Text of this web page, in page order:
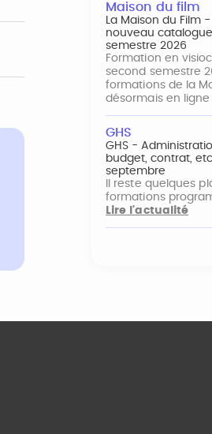
Maison du film
La Maison du Film
nouveau
semestre 2026
Formation en
second semestre
formations de la
désormais en
GHS
GHS -
budget, contrat,
septembre
Il reste quelques
formations
Lire l'actualité